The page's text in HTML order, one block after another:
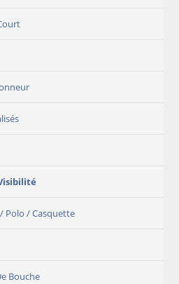
Polo / Casquette
Bouche